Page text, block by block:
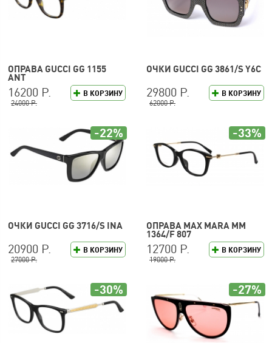
ОПРАВА GUCCI GG 1155
ANT
В КОРЗИНУ
16200 Р.
24000 Р.
ОЧКИ GUCCI GG 3861/S Y6C
В КОРЗИНУ
29800 Р.
62000 Р.
ОЧКИ GUCCI GG 3716/S INA
В КОРЗИНУ
20900 Р.
27000 Р.
-22%
ОПРАВА MAX MARA MM
1364/F 807
В КОРЗИНУ
12700 Р.
19000 Р.
-33%
-30% -27%